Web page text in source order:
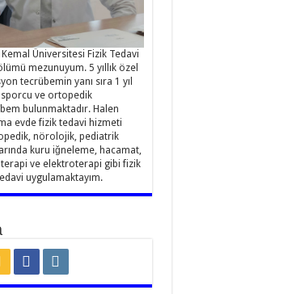
Üniversitesi Fizik Tedavi
mezunuyum. 5 yıllık özel
tecrübemin yanı sıra 1 yıl
sporcu ve ortopedik
bulunmaktadır. Halen
evde fizik tedavi hizmeti
nörolojik, pediatrik
kuru iğneleme, hacamat,
ve elektroterapi gibi fizik
uygulamaktayım.